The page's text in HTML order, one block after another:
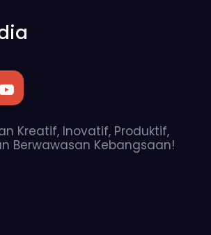
Kreatif, Inovatif, Produktif,
Berwawasan Kebangsaan!